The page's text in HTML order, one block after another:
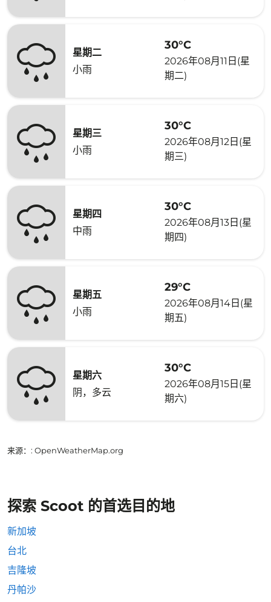
星期二
小雨
30°C
2026年08月11日(星
期二)
星期三
小雨
30°C
2026年08月12日(星
期三)
星期四
中雨
30°C
2026年08月13日(星
期四)
星期五
小雨
29°C
2026年08月14日(星
期五)
星期六
阴，多云
30°C
2026年08月15日(星
期六)
来源： : OpenWeatherMap.org
探索 Scoot 的首选目的地
新加坡
台北
吉隆坡
丹帕沙